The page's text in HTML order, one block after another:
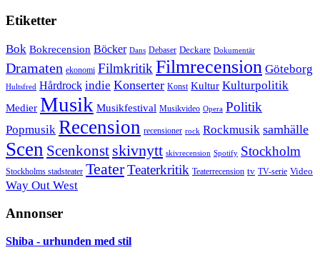
Etiketter
Bok Bokrecension Böcker Dans Debaser Deckare Dokumentär
Dramaten ekonomi Filmkritik Filmrecension Göteborg
Hultsfred Hårdrock indie Konserter Konst Kultur Kulturpolitik
Medier Musik Musikfestival Musikvideo Opera Politik
Popmusik Recension recensioner rock Rockmusik samhälle
Scen Scenkonst skivnytt skivrecension Spotify Stockholm
Stockholms stadsteater TeaterTeaterkritik Teaterrecension tv TV-serie Video
Way Out West
Annonser
Shiba - urhunden med stil